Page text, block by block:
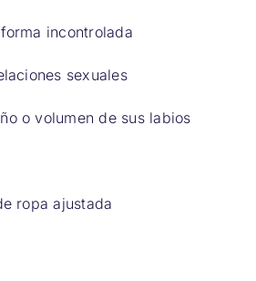
incontrolada
sexuales
o volumen de sus labios
ropa ajustada